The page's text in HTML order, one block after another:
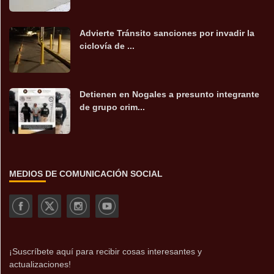
Advierte Tránsito sanciones por invadir la
ciclovía de ...
Detienen en Nogales a presunto integrante
de grupo crim...
MEDIOS DE COMUNICACIÓN SOCIAL
¡Suscríbete aquí para recibir cosas interesantes y
actualizaciones!